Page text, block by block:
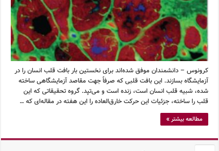
کرونوس – دانشمندان موفق شده‌اند برای نخستین بار بافت قلب انسان را در
آزمایشگاه بسازند. این بافت قلبی که صرفاً جهت مقاصد آزمایشگاهی ساخته
شده، شبیه قلب انسان است، زنده است و می‌تپد. گروه تحقیقاتی که این
قلب را ساخته، جزئیات این حرکت خارق‌العاده را این هفته در مقاله‌ای که …
مطالعه بیشتر »